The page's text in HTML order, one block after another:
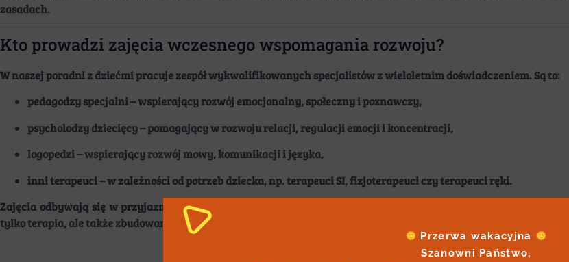
zasadach.
Kto prowadzi zajęcia wczesnego wspomagania rozwoju?
W naszej poradni z dziećmi pracuje zespół wykwalifikowanych specjalistów z wieloletnim doświadczeniem. Są to:
pedagodzy specjalni– wspierający rozwój emocjonalny, społeczny i poznawczy,
psycholodzy dziecięcy– pomagający w rozwoju relacji, regulacji emocji i koncentracji,
logopedzi– wspierający rozwój mowy, komunikacji i języka,
inni terapeuci– w zależności od potrzeb dziecka, np. terapeuci SI, fizjoterapeuci czy terapeuci ręki.
Zajęcia odbywają się w przyjaznej, bezpiecznej przestrzeni, dostosowanej do dzieci w różnym wieku i na
tylko terapia, ale także zbudowanie relacji z dzieckiem i wspieranie jego rodziców.
Przerwa wakacyjna
Szanowni Państwo,